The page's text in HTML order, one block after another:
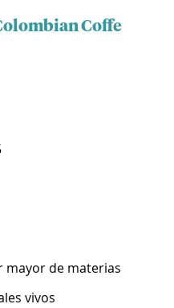
Coffe
mayor de materias
vivos